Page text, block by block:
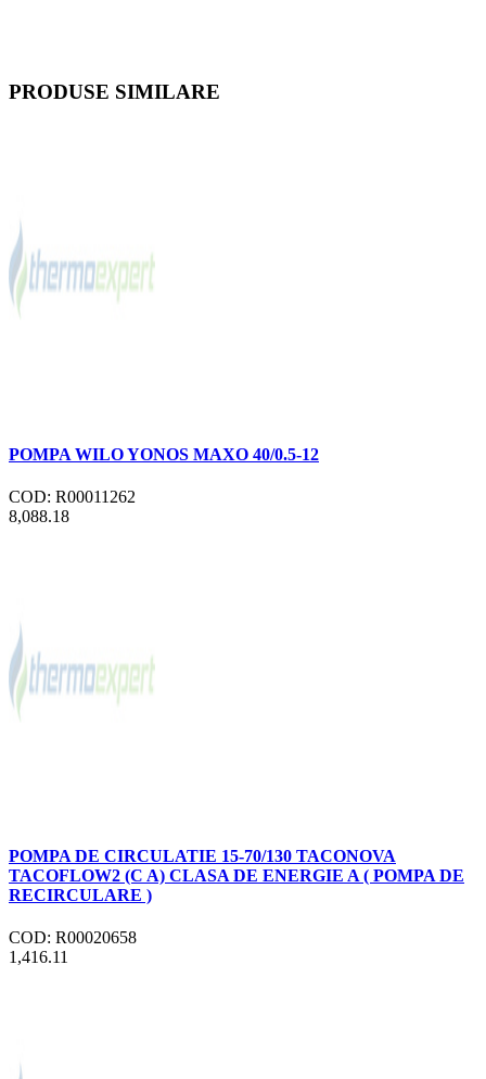
PRODUSE SIMILARE
POMPA WILO YONOS MAXO 40/0.5-12
COD: R00011262
8,088.18
POMPA DE CIRCULATIE 15-70/130 TACONOVA
TACOFLOW2 (C A) CLASA DE ENERGIE A ( POMPA DE
RECIRCULARE )
COD: R00020658
1,416.11